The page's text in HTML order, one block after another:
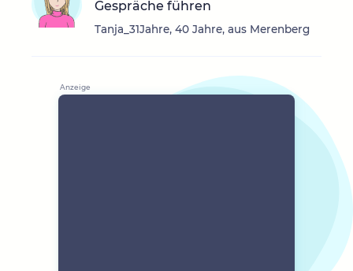
Gespräche führen
Tanja_31Jahre, 40 Jahre, aus Merenberg